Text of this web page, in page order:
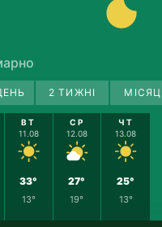
2 ТИЖНІ
ВТ
11.08
33°
13°
СР
12.08
27°
19°
ЧТ
13.08
25°
13°